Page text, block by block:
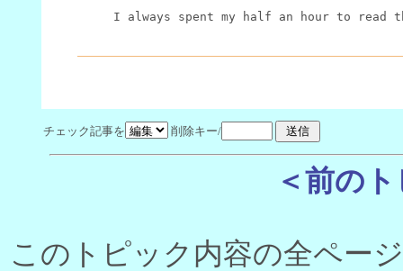
I always spent my half an hour to
チェック記事を 削除キー/
＜前の
このトピック内容の全ペー